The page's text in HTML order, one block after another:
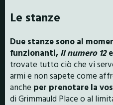
Le stanze
Due stanze sono al
funzionanti, Il numero 12e
trovate tutto ciò che vi
armi e non sapete come
anche per prenotare la
di Grimmauld Place o al